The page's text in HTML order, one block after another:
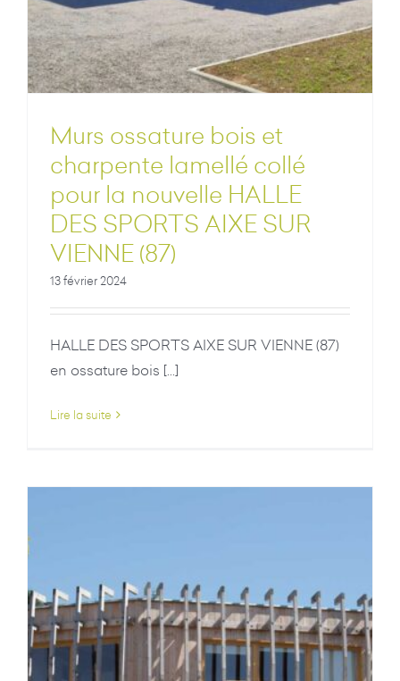
Murs ossature bois et
charpente lamellé collé
pour la nouvelle HALLE
DES SPORTS AIXE SUR
VIENNE (87)
13 février 2024
HALLE DES SPORTS AIXE SUR VIENNE (87)
en ossature bois [...]
Lire la suite